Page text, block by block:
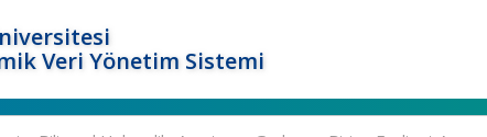
Veri Yönetim Sistemi